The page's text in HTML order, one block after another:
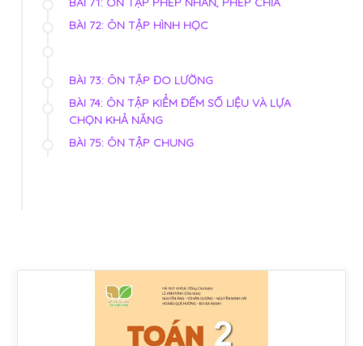
BÀI 72: ÔN TẬP HÌNH HỌC
BÀI 73: ÔN TẬP ĐO LƯỜNG
BÀI 74: ÔN TẬP KIỂM ĐẾM SỐ LIỆU VÀ LỰA
CHỌN KHẢ NĂNG
BÀI 75: ÔN TẬP CHUNG